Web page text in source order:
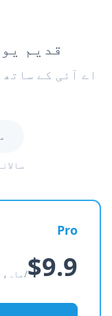
قدیم
اے آئی کے
سالانہ
Pro
$9.9/ماہ،